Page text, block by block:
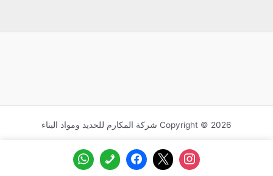
Copyright © 2026 شركة المكارم للحديد ومواد البناء